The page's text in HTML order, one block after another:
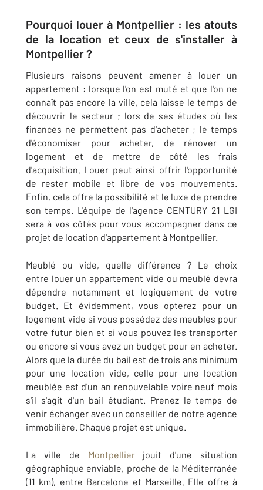
Pourquoi louer à Montpellier : les atouts
de la location et ceux de s'installer à
Montpellier ?
Plusieurs raisons peuvent amener à louer un
appartement : lorsque l'on est muté et que l'on ne
connaît pas encore la ville, cela laisse le temps de
découvrir le secteur ; lors de ses études où les
finances ne permettent pas d'acheter ; le temps
d'économiser pour acheter, de rénover un
logement et de mettre de côté les frais
d'acquisition. Louer peut ainsi offrir l'opportunité
de rester mobile et libre de vos mouvements.
Enfin, cela offre la possibilité et le luxe de prendre
son temps. L'équipe de l'agence CENTURY 21 LGI
sera à vos côtés pour vous accompagner dans ce
projet de location d'appartement à Montpellier.
Meublé ou vide, quelle différence ? Le choix
entre louer un appartement vide ou meublé devra
dépendre notamment et logiquement de votre
budget. Et évidemment, vous opterez pour un
logement vide si vous possédez des meubles pour
votre futur bien et si vous pouvez les transporter
ou encore si vous avez un budget pour en acheter.
Alors que la durée du bail est de trois ans minimum
pour une location vide, celle pour une location
meublée est d'un an renouvelable voire neuf mois
s'il s'agit d'un bail étudiant. Prenez le temps de
venir échanger avec un conseiller de notre agence
immobilière. Chaque projet est unique.
La ville de Montpellierjouit d'une situation
géographique enviable, proche de la Méditerranée
(11 km), entre Barcelone et Marseille. Elle offre à